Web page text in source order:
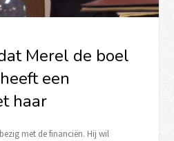
Merel de boel
een
haar
met de financiën. Hij wil